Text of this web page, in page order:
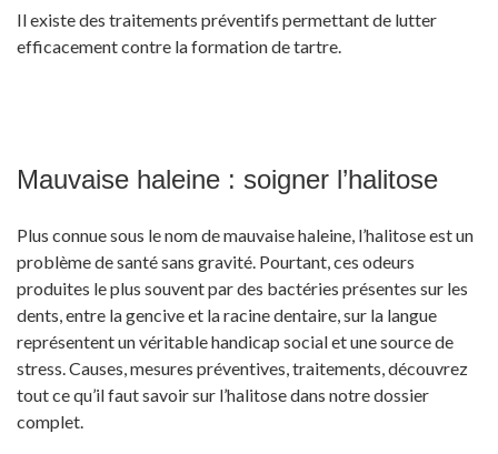
Il existe des traitements préventifs permettant de lutter
efficacement contre la formation de tartre.
Mauvaise haleine : soigner l’halitose
Plus connue sous le nom de mauvaise haleine, l’halitose est un
problème de santé sans gravité. Pourtant, ces odeurs
produites le plus souvent par des bactéries présentes sur les
dents, entre la gencive et la racine dentaire, sur la langue
représentent un véritable handicap social et une source de
stress. Causes, mesures préventives, traitements, découvrez
tout ce qu’il faut savoir sur l’halitose dans notre dossier
complet.